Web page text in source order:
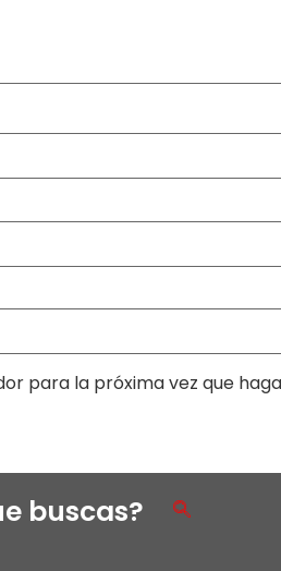
para la próxima vez que
buscas?